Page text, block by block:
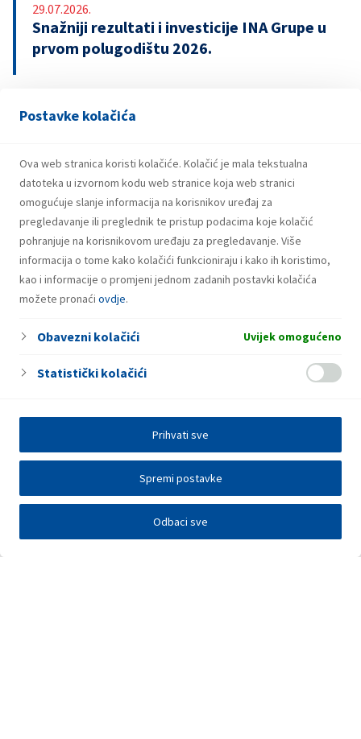
Postavke kolačića
Ova web stranica koristi kolačiće. Kolačić je mala tekstualna
datoteka u izvornom kodu web stranice koja web stranici
omogućuje slanje informacija na korisnikov uređaj za
pregledavanje ili preglednik te pristup podacima koje kolačić
pohranjuje na korisnikovom uređaju za pregledavanje. Više
informacija o tome kako kolačići funkcioniraju i kako ih koristimo,
kao i informacije o promjeni jednom zadanih postavki kolačića
možete pronaći ovdje.
Obavezni kolačići Uvijek omogućeno
Statistički kolačići
Odbaci sve
Spremi postavke
Prihvati sve
29.07.2026.
Snažniji rezultati i investicije INA Grupe u
prvom polugodištu 2026.
21.07.2026.
u iznosu od 500 milijuna eura